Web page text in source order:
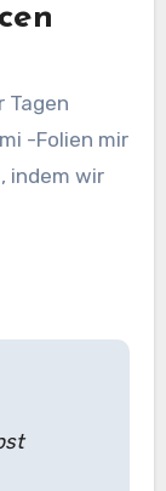
Tagen
-Folien mir
indem wir